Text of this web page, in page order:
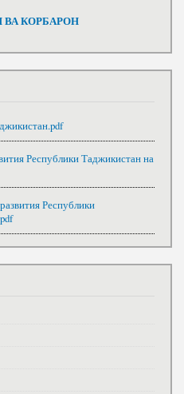
КОРБАРОН
Республики Таджикистан на
Республики